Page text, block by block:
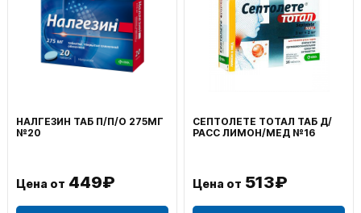
НАЛГЕЗИН ТАБ П/П/О 275МГ
№20
Цена от 449₽
СЕПТОЛЕТЕ ТОТАЛ ТАБ Д/
РАСС ЛИМОН/МЕД №16
Цена от 513₽